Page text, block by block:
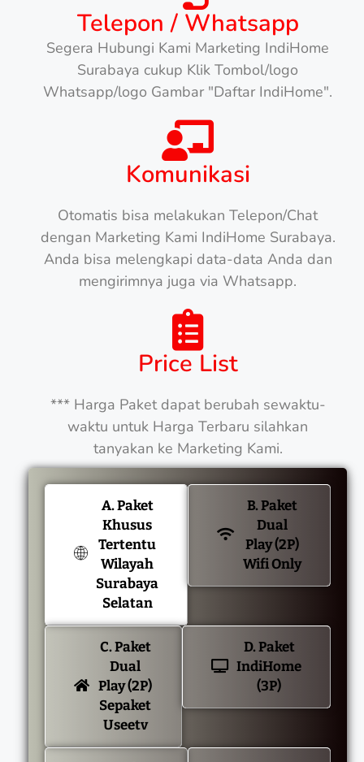
Telepon / Whatsapp
Segera Hubungi Kami Marketing IndiHome
Surabaya cukup Klik Tombol/logo
Whatsapp/logo Gambar "Daftar IndiHome".
Komunikasi
Otomatis bisa melakukan Telepon/Chat
dengan Marketing Kami IndiHome Surabaya.
Anda bisa melengkapi data-data Anda dan
mengirimnya juga via Whatsapp.
Price List
*** Harga Paket dapat berubah sewaktu-
waktu untuk Harga Terbaru silahkan
tanyakan ke Marketing Kami.
A. Paket
Khusus
Tertentu
Wilayah
Surabaya
Selatan
B. Paket
Dual
Play (2P)
Wifi Only
C. Paket
Dual
Play (2P)
Sepaket
Useetv
D. Paket
IndiHome
(3P)